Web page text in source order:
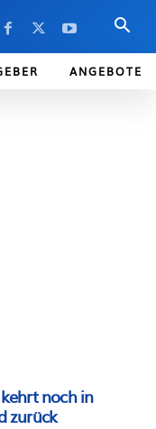
ANGEBOTE
noch in
zurück